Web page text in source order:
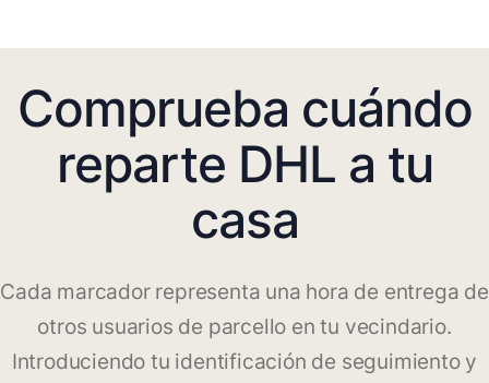
Comprueba cuándo
reparte DHL a tu
casa
Cada marcador representa una hora de entrega de
otros usuarios de parcello en tu vecindario.
Introduciendo tu identificación de seguimiento y